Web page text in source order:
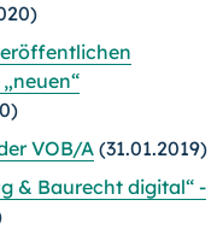
VOB/A (31.01.2019)
& Baurecht digital“ -